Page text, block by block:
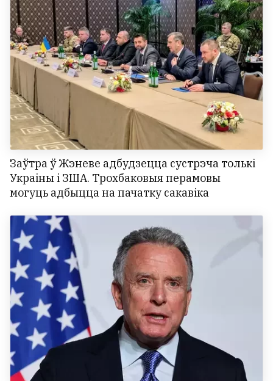
Заўтра ў Жэневе адбудзецца сустрэча толькі
Украіны і ЗША. Трохбаковыя перамовы
могуць адбыцца на пачатку сакавіка